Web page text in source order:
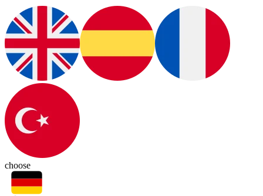
choose